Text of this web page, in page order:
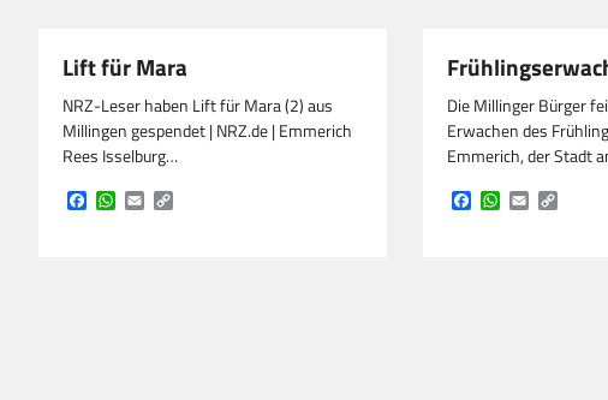
Lift für Mara
NRZ-Leser haben Lift für Mara (2) aus
Millingen gespendet | NRZ.de | Emmerich
Rees Isselburg…
Facebook
WhatsApp
Email
Die Millinger Bürger
Erwachen des
Emmerich, der Stadt
Facebook
WhatsApp
Email